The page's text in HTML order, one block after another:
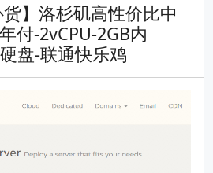
货】洛杉矶高性价比中
付-2vCPU-2GB内
盘-联通快乐鸡